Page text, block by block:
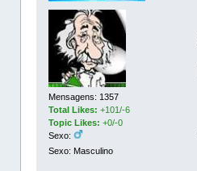
Mensagens: 1357
Total Likes:+101/-6
Topic Likes: +0/-0
Sexo:
Sexo: Masculino